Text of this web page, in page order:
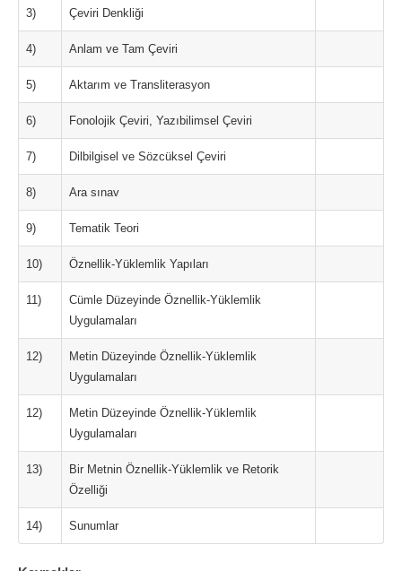
3) Çeviri Denkliği
4) Anlam ve Tam Çeviri
5) Aktarım ve Transliterasyon
6) Fonolojik Çeviri, Yazıbilimsel Çeviri
7) Dilbilgisel ve Sözcüksel Çeviri
8) Ara sınav
9) Tematik Teori
10) Öznellik-Yüklemlik Yapıları
11)
Cümle Düzeyinde Öznellik-Yüklemlik
Uygulamaları
12)
Metin Düzeyinde Öznellik-Yüklemlik
Uygulamaları
12)
Metin Düzeyinde Öznellik-Yüklemlik
Uygulamaları
13)
Bir Metnin Öznellik-Yüklemlik ve Retorik
Özelliği
14) Sunumlar